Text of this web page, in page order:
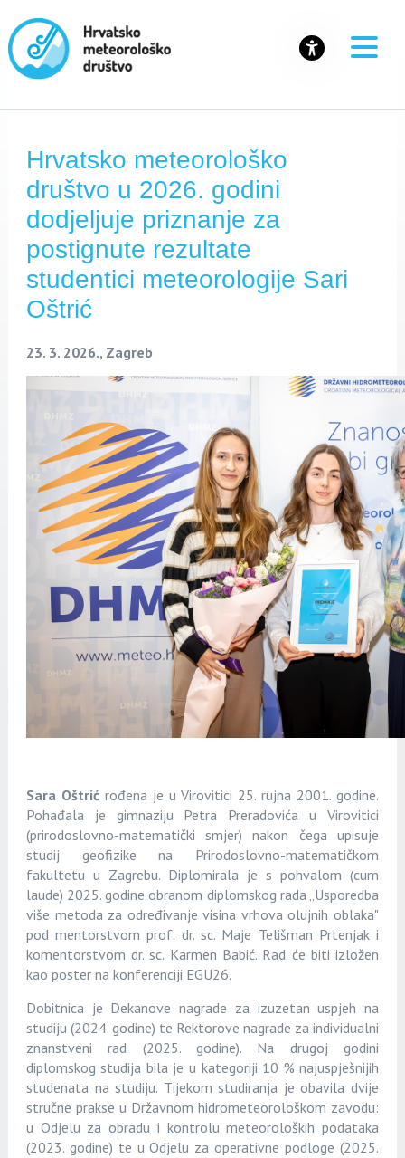
Hrvatsko meteorološko
društvo u 2026. godini
dodjeljuje priznanje za
postignute rezultate
studentici meteorologije Sari
Oštrić
23. 3. 2026., Zagreb
Sara Oštrić rođena je u Virovitici 25. rujna 2001. godine.
Pohađala je gimnaziju Petra Preradovića u Virovitici
(prirodoslovno-matematički smjer) nakon čega upisuje
studij geofizike na Prirodoslovno-matematičkom
fakultetu u Zagrebu. Diplomirala je s pohvalom (cum
laude) 2025. godine obranom diplomskog rada „Usporedba
više metoda za određivanje visina vrhova olujnih oblaka"
pod mentorstvom prof. dr. sc. Maje Telišman Prtenjak i
komentorstvom dr. sc. Karmen Babić. Rad će biti izložen
kao poster na konferenciji EGU26.
Dobitnica je Dekanove nagrade za izuzetan uspjeh na
studiju (2024. godine) te Rektorove nagrade za individualni
znanstveni rad (2025. godine). Na drugoj godini
diplomskog studija bila je u kategoriji 10 % najuspješnijih
studenata na studiju. Tijekom studiranja je obavila dvije
stručne prakse u Državnom hidrometeorološkom zavodu:
u Odjelu za obradu i kontrolu meteoroloških podataka
(2023. godine) te u Odjelu za operativne podloge (2025.